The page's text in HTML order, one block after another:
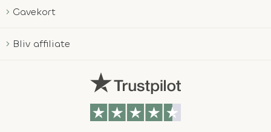
Gavekort
Bliv affiliate